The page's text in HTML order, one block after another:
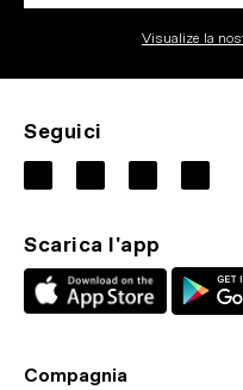
Visualize la
Seguici
Scarica l'app
Compagnia